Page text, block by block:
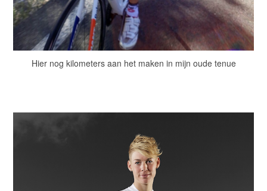
Hier nog kilometers aan het maken in mijn oude tenue